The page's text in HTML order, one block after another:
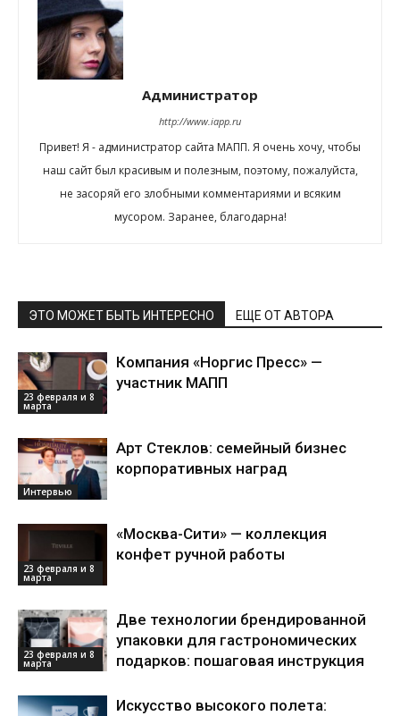
Администратор
http://www.iapp.ru
Привет! Я - администратор сайта МАПП. Я очень хочу, чтобы
наш сайт был красивым и полезным, поэтому, пожалуйста,
не засоряй его злобными комментариями и всяким
мусором. Заранее, благодарна!
ЭТО МОЖЕТ БЫТЬ ИНТЕРЕСНО ЕЩЕ ОТ АВТОРА
23 февраля и 8
марта
Компания «Норгис Пресс» —
участник МАПП
Интервью
Арт Стеклов: семейный бизнес
корпоративных наград
23 февраля и 8
марта
«Москва-Сити» — коллекция
конфет ручной работы
23 февраля и 8
марта
Две технологии брендированной
упаковки для гастрономических
подарков: пошаговая инструкция
Искусство высокого полета: